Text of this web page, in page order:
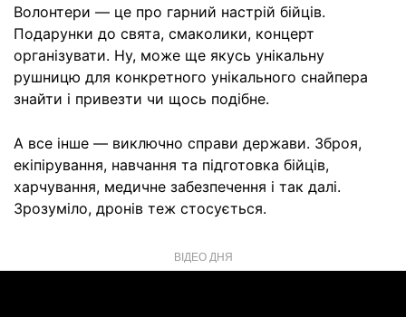
Волонтери — це про гарний настрій бійців.
Подарунки до свята, смаколики, концерт
організувати. Ну, може ще якусь унікальну
рушницю для конкретного унікального снайпера
знайти і привезти чи щось подібне.
А все інше — виключно справи держави. Зброя,
екіпірування, навчання та підготовка бійців,
харчування, медичне забезпечення і так далі.
Зрозуміло, дронів теж стосується.
ВІДЕО ДНЯ